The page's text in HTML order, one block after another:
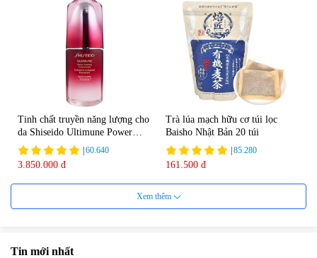
Tinh chất truyền năng lượng cho
da Shiseido Ultimune Power
75ml
60.640
3.850.000 đ
Trà lúa mạch hữu cơ túi lọc
Baisho Nhật Bản 20 túi
85.280
161.500 đ
Xem thêm
Tin mới nhất